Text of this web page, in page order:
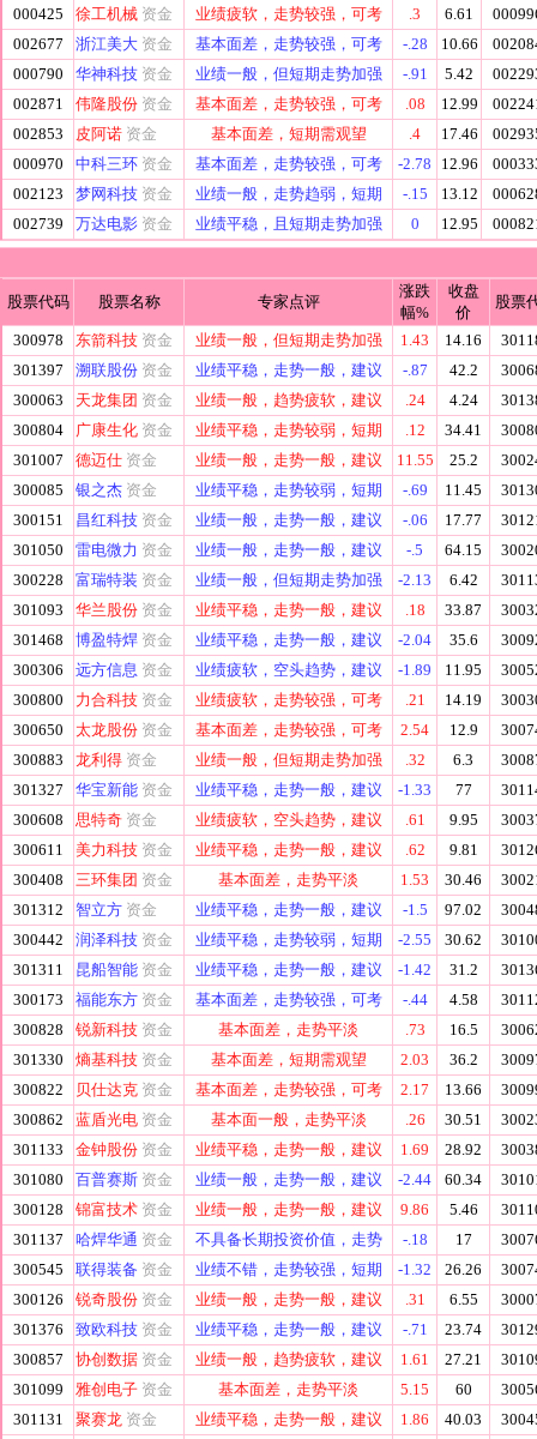
000425 徐工机械 资金 业绩疲软，走势较强，可考 .3 6.61
002677
浙江美大 资金 基本面差，走势较强，可考 -.28 10.66
000790
华神科技 资金 业绩一般，但短期走势加强 -.91 5.42
002871
伟隆股份 资金 基本面差，走势较强，可考 .08 12.99
002853
皮阿诺 资金 基本面差，短期需观望 .4 17.46
000970
中科三环 资金 基本面差，走势较强，可考 -2.78 12.96
002123
梦网科技 资金 业绩一般，走势趋弱，短期 -.15 13.12
002739
万达电影 资金 业绩平稳，且短期走势加强 0 12.95
股票代码 股票名称 专家点评
涨跌
幅%
收盘
价
股票
300978 东箭科技 资金 业绩一般，但短期走势加强 1.43 14.16
301397
溯联股份 资金 业绩平稳，走势一般，建议 -.87 42.2
300063
天龙集团 资金 业绩一般，趋势疲软，建议 .24 4.24
300804
广康生化 资金 业绩平稳，走势较弱，短期 .12 34.41
301007
德迈仕 资金 业绩一般，走势一般，建议 11.55 25.2
300085
银之杰 资金 业绩平稳，走势较弱，短期 -.69 11.45
300151
昌红科技 资金 业绩一般，走势一般，建议 -.06 17.77
301050
雷电微力 资金 业绩一般，走势一般，建议 -.5 64.15
300228
富瑞特装 资金 业绩一般，但短期走势加强 -2.13 6.42
301093
华兰股份 资金 业绩平稳，走势一般，建议 .18 33.87
301468
博盈特焊 资金 业绩平稳，走势一般，建议 -2.04 35.6
300306
远方信息 资金 业绩疲软，空头趋势，建议 -1.89 11.95
300800
力合科技 资金 业绩疲软，走势较强，可考 .21 14.19
300650
太龙股份 资金 基本面差，走势较强，可考 2.54 12.9
300883
龙利得 资金 业绩一般，但短期走势加强 .32 6.3
301327
华宝新能 资金 业绩平稳，走势一般，建议 -1.33 77
300608
思特奇 资金 业绩疲软，空头趋势，建议 .61 9.95
300611
美力科技 资金 业绩平稳，走势一般，建议 .62 9.81
300408
三环集团 资金 基本面差，走势平淡 1.53 30.46
301312
智立方 资金 业绩平稳，走势一般，建议 -1.5 97.02
300442
润泽科技 资金 业绩平稳，走势较弱，短期 -2.55 30.62
301311
昆船智能 资金 业绩平稳，走势一般，建议 -1.42 31.2
300173
福能东方 资金 基本面差，走势较强，可考 -.44 4.58
300828
锐新科技 资金 基本面差，走势平淡 .73 16.5
301330
熵基科技 资金 基本面差，短期需观望 2.03 36.2
300822
贝仕达克 资金 基本面差，走势较强，可考 2.17 13.66
300862
蓝盾光电 资金 基本面一般，走势平淡 .26 30.51
301133
金钟股份 资金 业绩平稳，走势一般，建议 1.69 28.92
301080
百普赛斯 资金 业绩一般，走势一般，建议 -2.44 60.34
300128
锦富技术 资金 业绩一般，走势一般，建议 9.86 5.46
301137
哈焊华通 资金 不具备长期投资价值，走势 -.18 17
300545
联得装备 资金 业绩不错，走势较强，短期 -1.32 26.26
300126
锐奇股份 资金 业绩一般，走势一般，建议 .31 6.55
301376
致欧科技 资金 业绩平稳，走势一般，建议 -.71 23.74
300857
协创数据 资金 业绩一般，趋势疲软，建议 1.61 27.21
301099
雅创电子 资金 基本面差，走势平淡 5.15 60
301131
聚赛龙 资金 业绩平稳，走势一般，建议 1.86 40.03